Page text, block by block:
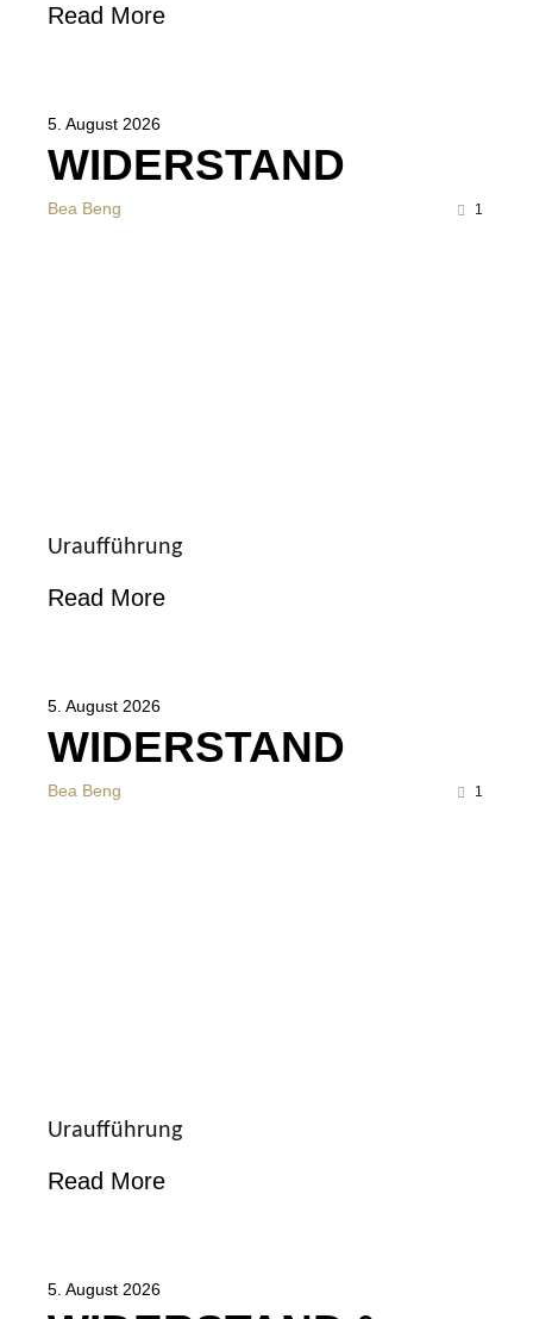
Read More
5. August 2026
WIDERSTAND
Bea Beng 1
Uraufführung
Read More
5. August 2026
WIDERSTAND
Bea Beng 1
Uraufführung
Read More
5. August 2026